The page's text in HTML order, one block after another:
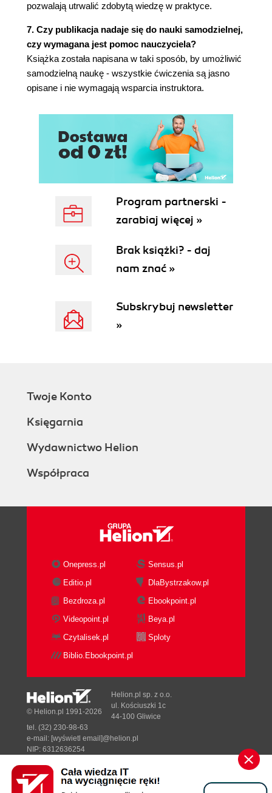
pozwalają utrwalić zdobytą wiedzę w praktyce.
7. Czy publikacja nadaje się do nauki samodzielnej,
czy wymagana jest pomoc nauczyciela?
Książka została napisana w taki sposób, by umożliwić
samodzielną naukę - wszystkie ćwiczenia są jasno
opisane i nie wymagają wsparcia instruktora.
Program partnerski -
zarabiaj więcej »
Brak książki? - daj
nam znać »
Subskrybuj newsletter
»
Twoje Konto
Księgarnia
Wydawnictwo Helion
Współpraca
Onepress.pl
Sensus.pl
Editio.pl
DlaBystrzakow.pl
Bezdroza.pl
Ebookpoint.pl
Videopoint.pl
Beya.pl
Czytalisek.pl
Sploty
Biblio.Ebookpoint.pl
Designed with ♥ byTonik.pl
© Helion.pl 1991-2026
Helion.pl sp. z o.o.
ul. Kościuszki 1c
44-100 Gliwice
tel. (32) 230-98-63
e-mail: [wyświetl email]@helion.pl
NIP: 6312636254